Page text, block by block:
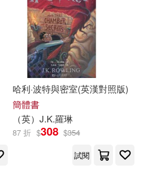
林靜華 趙丕慧
哈利·波特與密室(英漢對照版)
簡體書
（英） J.K.羅琳
87 折 $308 $354
試閱